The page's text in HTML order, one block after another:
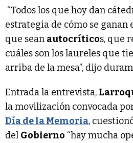
“Todos los que hoy dan
estrategia de cómo se ganan
que sean autocríticos, que
cuáles son los laureles que
arriba de la mesa”, dijo
Entrada la entrevista,
la movilización convocada
Día de la Memoria,
del Gobierno “hay mucha